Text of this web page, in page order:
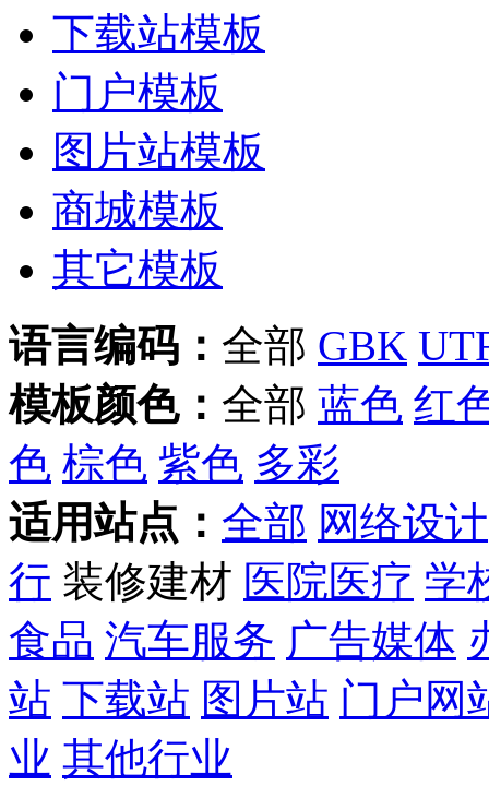
下载站模板
门户模板
图片站模板
商城模板
其它模板
语言编码： 全部 GBK
模板颜色： 全部 蓝色 红
色 棕色 紫色 多彩
适用站点： 全部 网络设计
行 装修建材 医院医疗 学
食品 汽车服务 广告媒体
站 下载站 图片站 门户网
业 其他行业